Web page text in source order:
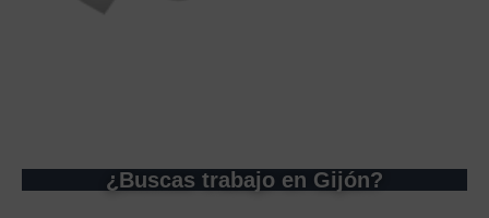
¿Buscas trabajo en Gijón?